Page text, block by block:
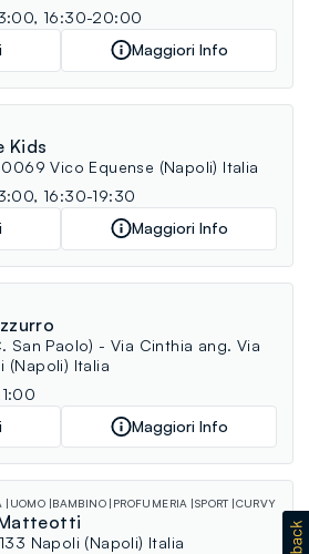
16:30-20:00
Maggiori Info
Kids
Vico Equense (Napoli) Italia
16:30-19:30
Maggiori Info
San Paolo) - Via Cinthia ang. Via
(Napoli) Italia
Maggiori Info
UOMO BAMBINO PROFUMERIA SPORT CURVY
Matteotti
Napoli (Napoli) Italia